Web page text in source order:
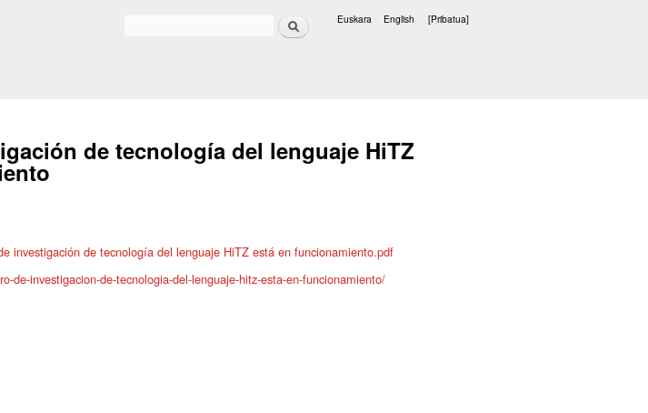
Bilatu Euskara English [Pribatua]
de tecnología del lenguaje HiTZ
investigación de tecnología del lenguaje HiTZ está en funcionamiento.pdf
de-investigacion-de-tecnologia-del-lenguaje-hitz-esta-en-funcionamiento/